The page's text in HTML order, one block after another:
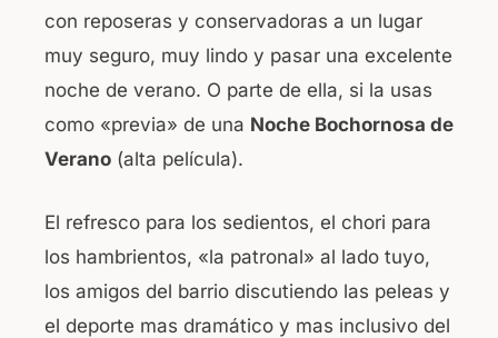
con reposeras y conservadoras a un lugar
muy seguro, muy lindo y pasar una excelente
noche de verano. O parte de ella, si la usas
como «previa» de una Noche Bochornosa de
Verano (alta película).
El refresco para los sedientos, el chori para
los hambrientos, «la patronal» al lado tuyo,
los amigos del barrio discutiendo las peleas y
el deporte mas dramático y mas inclusivo del